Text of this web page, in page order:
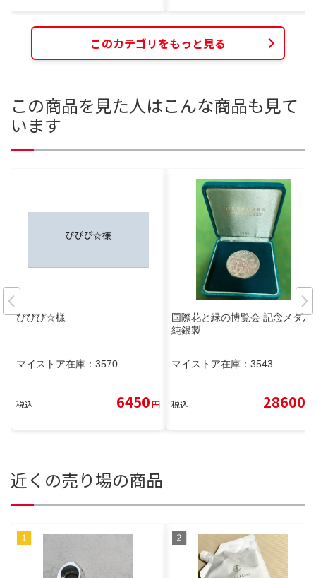
このカテゴリをもっと見る
この商品を見た人はこんな商品も見て
います
ぴぴぴ☆様
マイストア在庫： 3570
税込 6450円
国際花と緑の博覧会 記念メダル
純銀製
マイストア在庫： 3543
税込 28600
近くの売り場の商品